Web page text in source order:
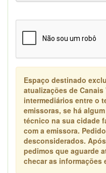
Espaço destinado
atualizações de Canais
intermediários entre o
emissoras, se há
técnico na sua cidade
com a emissora.
desconsiderados.
pedimos que aguarde
checar as informações